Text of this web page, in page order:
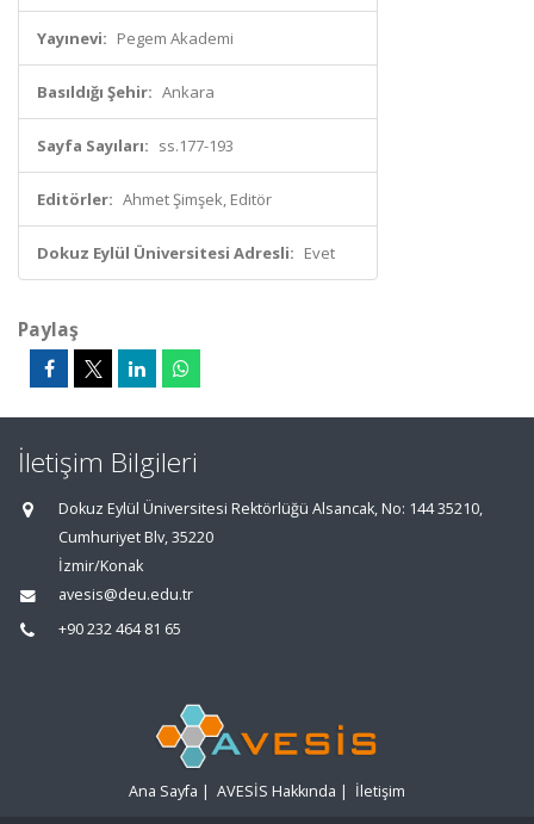
Yayınevi: Pegem Akademi
Basıldığı Şehir: Ankara
Sayfa Sayıları: ss.177-193
Editörler: Ahmet Şimşek, Editör
Dokuz Eylül Üniversitesi Adresli: Evet
Paylaş
İletişim Bilgileri
Dokuz Eylül Üniversitesi Rektörlüğü Alsancak, No: 144 35210,
Cumhuriyet Blv, 35220
İzmir/Konak
avesis@deu.edu.tr
+90 232 464 81 65
Ana Sayfa | AVESİS Hakkında | İletişim